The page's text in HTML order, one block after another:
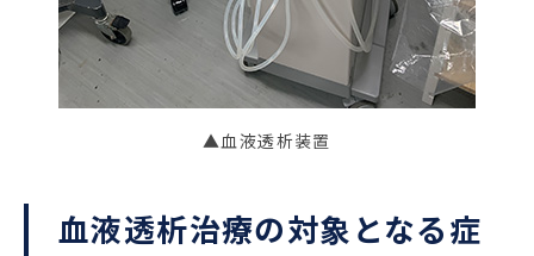
▲血液透析装置
血液透析治療の対象となる症